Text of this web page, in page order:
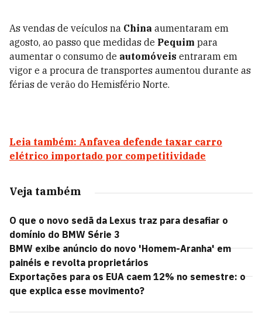
As vendas de veículos na China aumentaram em
agosto, ao passo que medidas de Pequim para
aumentar o consumo de automóveis entraram em
vigor e a procura de transportes aumentou durante as
férias de verão do Hemisfério Norte.
Leia também: Anfavea defende taxar carro
elétrico importado por competitividade
Veja também
O que o novo sedã da Lexus traz para desafiar o
domínio do BMW Série 3
BMW exibe anúncio do novo 'Homem-Aranha' em
painéis e revolta proprietários
Exportações para os EUA caem 12% no semestre: o
que explica esse movimento?